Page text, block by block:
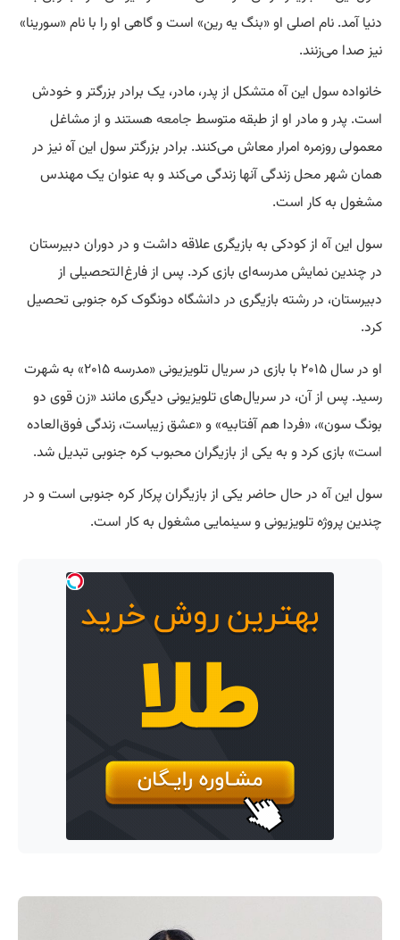
دنیا آمد. نام اصلی او «بنگ یه رین» است و گاهی او را با نام «سورینا»
نیز صدا می‌زنند.
خانواده سول این آه متشکل از پدر، مادر، یک برادر بزرگتر و خودش
است. پدر و مادر او از طبقه متوسط جامعههستند و از مشاغل
معمولی روزمره امرار معاش می‌کنند. برادر بزرگتر سول این آه نیز در
همان شهر محل زندگی آنها زندگی می‌کند و به عنوان یک مهندس
مشغول به کار است.
سول این آه از کودکی به بازیگری علاقه داشت و در دوران دبیرستان
در چندین نمایش مدرسه‌ای بازی کرد. پس از فارغ‌التحصیلی از
دبیرستان، در رشته بازیگری در دانشگاه دونگوک کره جنوبی تحصیل
کرد.
او در سال ۲۰۱۵ با بازی در سریال تلویزیونی «مدرسه ۲۰۱۵» به شهرت
رسید. پس از آن، در سریال‌های تلویزیونی دیگری مانند «زن قوی دو
بونگ سون»، «فردا هم آفتابیه» و «عشق زیباست، زندگی فوق‌العاده
است» بازی کرد و به یکی از بازیگران محبوب کره جنوبی تبدیل شد.
سول این آه در حال حاضر یکی از بازیگران پرکار کره جنوبی است و در
چندین پروژه تلویزیونی و سینمایی مشغول به کار است.